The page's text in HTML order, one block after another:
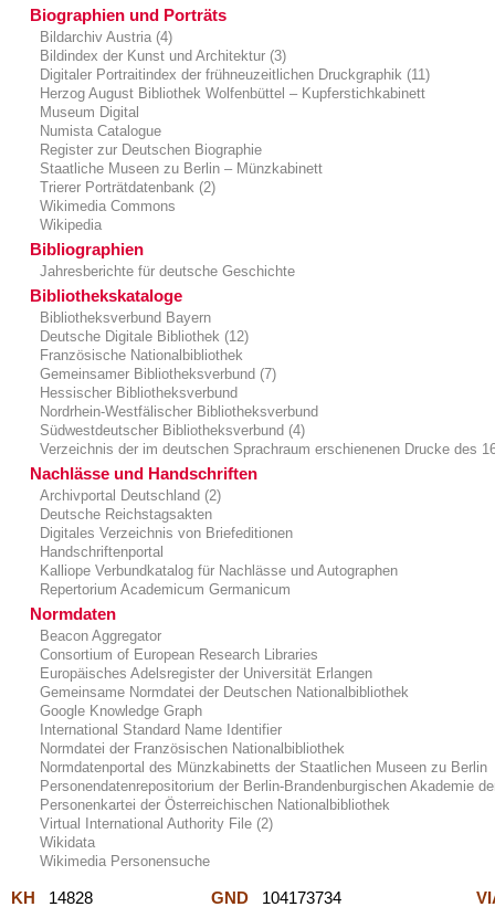
Biographien und Porträts
Bildarchiv Austria (4)
Bildindex der Kunst und Architektur (3)
Digitaler Portraitindex der frühneuzeitlichen Druckgraphik (11)
Herzog August Bibliothek Wolfenbüttel – Kupferstichkabinett
Museum Digital
Numista Catalogue
Register zur Deutschen Biographie
Staatliche Museen zu Berlin – Münzkabinett
Trierer Porträtdatenbank (2)
Wikimedia Commons
Wikipedia
Bibliographien
Jahresberichte für deutsche Geschichte
Bibliothekskataloge
Bibliotheksverbund Bayern
Deutsche Digitale Bibliothek (12)
Französische Nationalbibliothek
Gemeinsamer Bibliotheksverbund (7)
Hessischer Bibliotheksverbund
Nordrhein-Westfälischer Bibliotheksverbund
Südwestdeutscher Bibliotheksverbund (4)
Verzeichnis der im deutschen Sprachraum erschienenen Drucke des
Nachlässe und Handschriften
Archivportal Deutschland (2)
Deutsche Reichstagsakten
Digitales Verzeichnis von Briefeditionen
Handschriftenportal
Kalliope Verbundkatalog für Nachlässe und Autographen
Repertorium Academicum Germanicum
Normdaten
Beacon Aggregator
Consortium of European Research Libraries
Europäisches Adelsregister der Universität Erlangen
Gemeinsame Normdatei der Deutschen Nationalbibliothek
Google Knowledge Graph
International Standard Name Identifier
Normdatei der Französischen Nationalbibliothek
Normdatenportal des Münzkabinetts der Staatlichen Museen zu Berlin
Personendatenrepositorium der Berlin-Brandenburgischen Akademie
Personenkartei der Österreichischen Nationalbibliothek
Virtual International Authority File (2)
Wikidata
Wikimedia Personensuche
KH 14828 GND 104173734